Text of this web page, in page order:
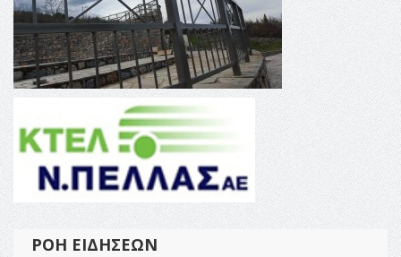
ΡΟΉ ΕΙΔΉΣΕΩΝ